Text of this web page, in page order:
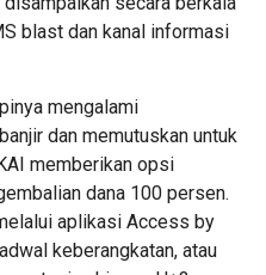
blast dan kanal informasi
mengalami
dan memutuskan untuk
memberikan opsi
dana 100 persen.
aplikasi Access by
keberangkatan, atau